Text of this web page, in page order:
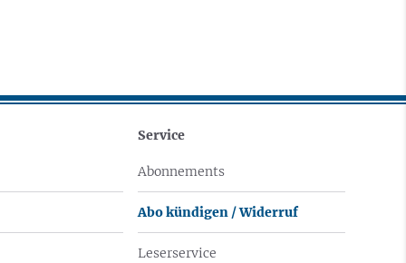
Service
Abonnements
Abo kündigen / Widerruf
Leserservice